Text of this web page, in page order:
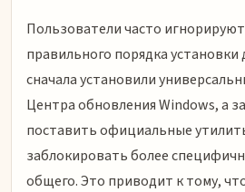
Пользователи часто
правильного порядка
сначала установили
Центра обновления Windows, а
поставить официальные
заблокировать более
общего. Это приводит к тому,